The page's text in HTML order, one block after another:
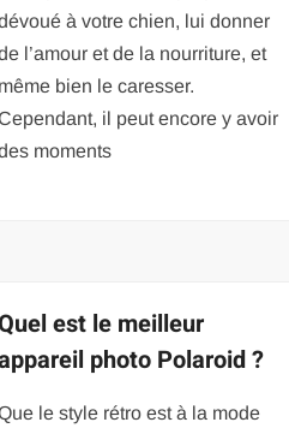
à votre chien, lui donner
l’amour et de la nourriture, et
même bien le caresser.
il peut encore y avoir
moments
est le meilleur
photo Polaroid ?
le style rétro est à la mode